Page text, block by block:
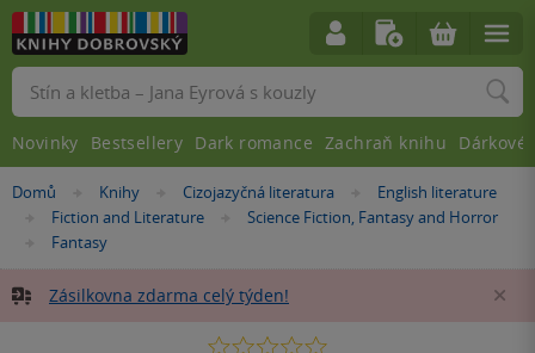
Nacházíte
Domů »Knihy »Cizojazyčná literatura »English literature
»
Fiction and Literature »
Science Fiction, Fantasy and Horror
»Fantasy
Zásilkovna zdarma celý týden!
0.0
Vyhledávání
Novinky Bestsellery Dark romance Zachraň knihu Dárkové